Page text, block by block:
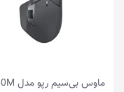
ماوس بی‌سیم رپو مدل MT760M